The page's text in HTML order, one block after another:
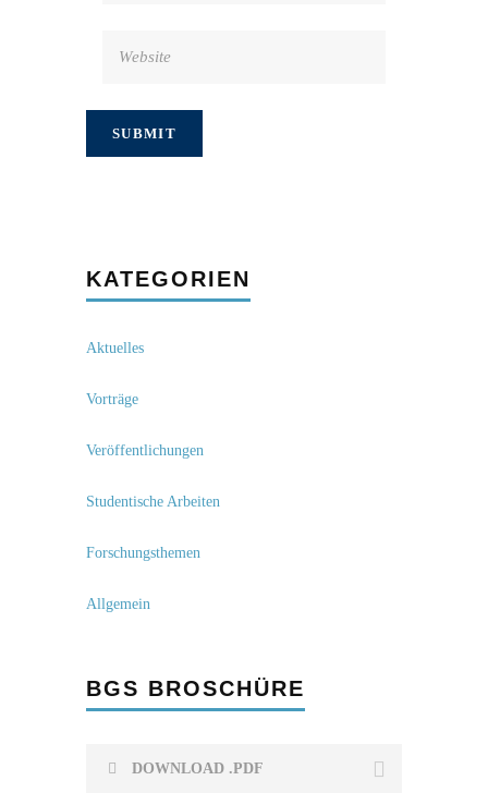
KATEGORIEN
Aktuelles
Vorträge
Veröffentlichungen
Studentische Arbeiten
Forschungsthemen
Allgemein
BGS BROSCHÜRE
DOWNLOAD .PDF